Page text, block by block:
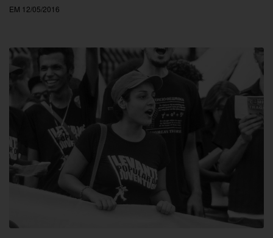
EM 12/05/2016